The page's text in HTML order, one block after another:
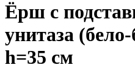
Ёрш с
унитаза
h=35 см